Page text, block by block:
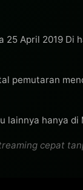
25 April 2019 Di
pemutaran
lainnya hanya di
cepat